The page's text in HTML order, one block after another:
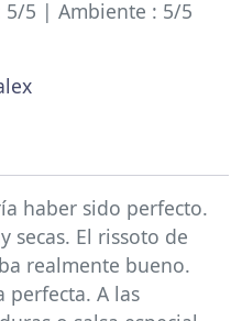
5/5 | Ambiente : 5/5
haber sido perfecto.
secas. El rissoto de
realmente bueno.
perfecta. A las